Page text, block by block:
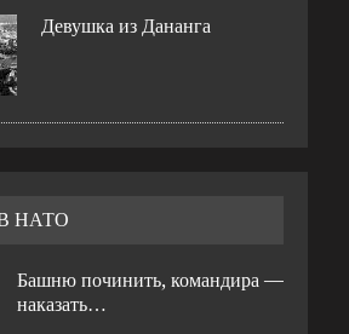
Девушка из Дананга
НАТО
Башню починить, командира —
наказать…